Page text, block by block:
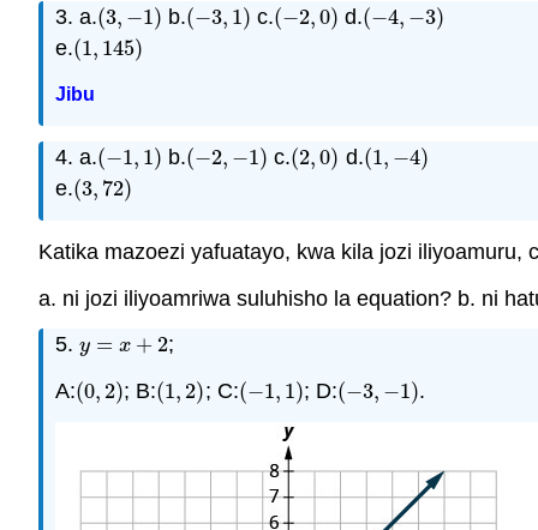
3. a.(3, −1)
(3, −1) b.(−3, 1)
(−3,1) c.(−2,0)
(−2,0) d.(−4, −3)
(−4,−3)
e.(1, 145)
(1, 145)
Jibu
4. a.(−1, 1)
(−1,1) b.(−2, −1)
(−2,−1) c.(2, 0)
(2, 0) d.(1, −4)
(1, −4)
e.(3, 72)
(3, 72)
Katika mazoezi yafuatayo, kwa kila jozi iliyoamuru,
a. ni jozi iliyoamriwa suluhisho la equation? b. ni
5. y = x + 2
y =x +2
;
A:(0, 2)
(0, 2) ; B:(1, 2)
(1, 2) ; C:(−1, 1)
(−1,1) ; D:(−3, −1)
(−3,−1) .